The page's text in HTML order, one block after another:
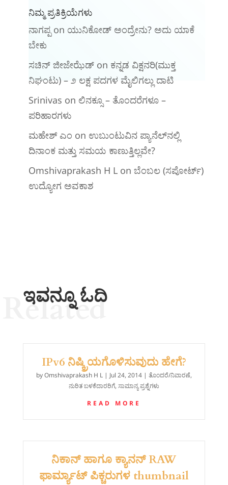
ನಿಮ್ಮ ಪ್ರತಿಕ್ರಿಯೆಗಳು
ನಾಗಪ್ಪon ಯುನಿಕೋಡ್ ಅಂದ್ರೇನು? ಅದು ಯಾಕೆ
ಬೇಕು
ಸಚಿನ್ ಜೀಜೇಝೆಡ್on ಕನ್ನಡ ವಿಕ್ಷನರಿ‌(ಮುಕ್ತ
ನಿಘಂಟು) – ೨ ಲಕ್ಷ ಪದಗಳ ಮೈಲಿಗಲ್ಲು ದಾಟಿ
Srinivas on ಲಿನಕ್ಸೂ – ತೊಂದರೆಗಳೂ –
ಪರಿಹಾರಗಳು
ಮಹೇಶ್ ಎಂ on ಉಬುಂಟುವಿನ ಪ್ಯಾನೆಲ್‌ನಲ್ಲಿ
ದಿನಾಂಕ ಮತ್ತು ಸಮಯ ಕಾಣುತ್ತಿಲ್ಲವೇ?
Omshivaprakash H Lon ಬೆಂಬಲ (ಸಪೋರ್ಟ್)
ಉದ್ಯೋಗ ಅವಕಾಶ
ಇವನ್ನೂ ಓದಿ
Related
IPv6 ನಿಷ್ಕ್ರಿಯಗೊಳಿಸುವುದು ಹೇಗೆ?
byOmshivaprakash H L| Jul 24, 2014| ತೊಂದರೆ/ನಿವಾರಣೆ,
ನುರಿತ ಬಳಕೆದಾರರಿಗೆ, ಸಾಮಾನ್ಯ ಪ್ರಶ್ನೆಗಳು
READ MORE
ನಿಕಾನ್ ಹಾಗೂ ಕ್ಯಾನನ್ RAW
ಫಾರ್ಮ್ಯಾಟ್ ಪಿಕ್ಚರುಗಳ thumbnail